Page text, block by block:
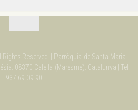
Reserved. | Parròquia de Santa Maria i
08370 Calella (Maresme). Catalunya | Tel.
937 69 09 90